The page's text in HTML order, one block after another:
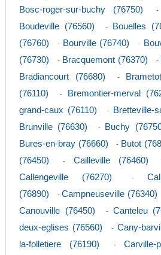
Bosc-roger-sur-buchy (76750) -
Boudeville (76560) - Bouelles
(76760)
- Bourville (76740) -
(76730)
- Bracquemont (76370) -
Bradiancourt (76680) -
(76110)
- Bremontier-merval
grand-caux (76110)
- Bretteville-
Brunville (76630) - Buchy
Bures-en-bray (76660) - Butot
(76450)
- Cailleville (76460)
Callengeville (76270) -
(76890)
-Campneuseville (76340)
Canouville (76450) - Canteleu
deux-eglises (76560)
- Cany-
la-folletiere (76190)
-Carville-